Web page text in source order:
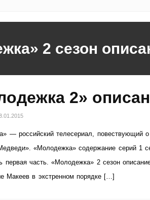
2 сезон
2»
— российский телесериал, повествующий
«Молодежка» содержание серий 1
первая часть. «Молодежка» 2 сезон
Макеев в экстренном порядке […]